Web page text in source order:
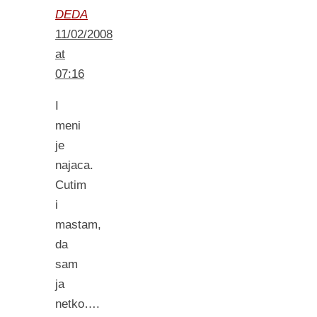
DEDA
11/02/2008
at
07:16
I
meni
je
najaca.
Cutim
i
mastam,
da
sam
ja
netko….